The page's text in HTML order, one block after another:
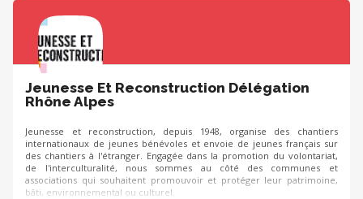
Jeunesse Et Reconstruction Délégation
Rhône Alpes
Jeunesse et reconstruction, depuis 1948, organise des chantiers
internationaux de jeunes bénévoles et envoie de jeunes français sur
des chantiers à l'étranger. Engagée dans la promotion du volontariat,
de l'interculturalité, nous sommes au côté des communes et
associations qui souhaitent promouvoir et protéger leur patrimoine,
bâti, environnemental ou culturel.